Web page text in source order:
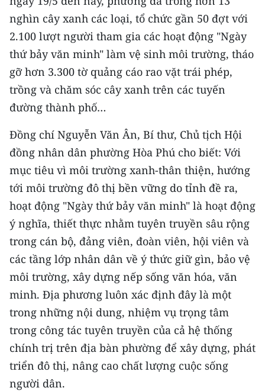
nghìn cây xanh các loại, tổ chức gần 50 đợt với
2.100 lượt người tham gia các hoạt động "Ngày
thứ bảy văn minh" làm vệ sinh môi trường, tháo
gỡ hơn 3.300 tờ quảng cáo rao vặt trái phép,
trồng và chăm sóc cây xanh trên các tuyến
đường thành phố…
Đồng chí Nguyễn Văn Ân, Bí thư, Chủ tịch Hội
đồng nhân dân phường Hòa Phú cho biết: Với
mục tiêu vì môi trường xanh-thân thiện, hướng
tới môi trường đô thị bền vững do tỉnh đề ra,
hoạt động "Ngày thứ bảy văn minh" là hoạt động
ý nghĩa, thiết thực nhằm tuyên truyền sâu rộng
trong cán bộ, đảng viên, đoàn viên, hội viên và
các tầng lớp nhân dân về ý thức giữ gìn, bảo vệ
môi trường, xây dựng nếp sống văn hóa, văn
minh. Địa phương luôn xác định đây là một
trong những nội dung, nhiệm vụ trọng tâm
trong công tác tuyên truyền của cả hệ thống
chính trị trên địa bàn phường để xây dựng, phát
triển đô thị, nâng cao chất lượng cuộc sống
người dân.